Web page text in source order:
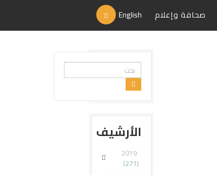
English صحافة وإعلام
البحث...
الأرشيف
2019
(271)